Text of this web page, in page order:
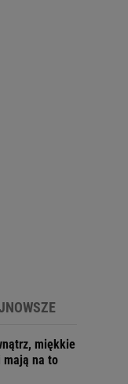
miękkie
mają na to